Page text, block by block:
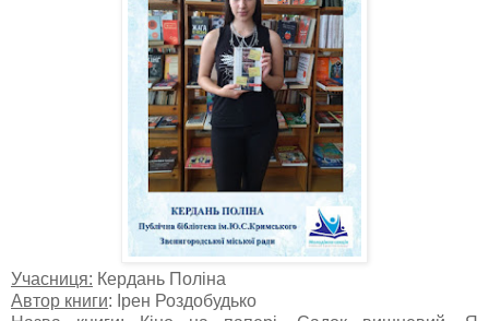
Учасниця: Кердань Поліна
Автор книги: Ірен Роздобудько